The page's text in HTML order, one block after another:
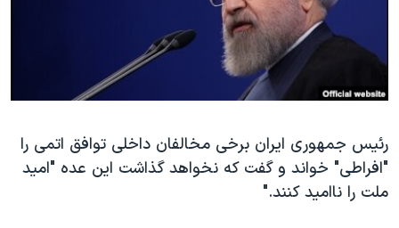
فرهنگ و زندگی
حقوق شهروندی
اسرائیل در جنگ
گالری عکس
مستندها
انتخابات ریاست جمهوری آمریکا ۲۰۲۴
حمله جمهوری اسلامی به اسرائیل
ورزش زنان در ایران
اعتراضات زن، زندگی، آزادی
زبانهای مختلف
رئیس جمهوری ایران برخی مخالفان داخلی توافق اتمی را
"افراطی" خواند و گفت که نخواهد گذاشت این عده "امید
ملت را ناامید کنند."